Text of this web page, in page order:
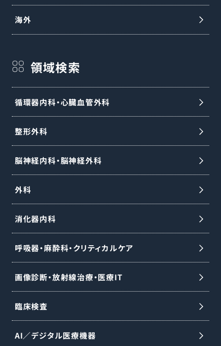
海外
領域検索
循環器内科・心臓血管外科
整形外科
脳神経内科・脳神経外科
外科
消化器内科
呼吸器・麻酔科・クリティカルケア
画像診断・放射線治療・医療IT
臨床検査
AI／デジタル医療機器